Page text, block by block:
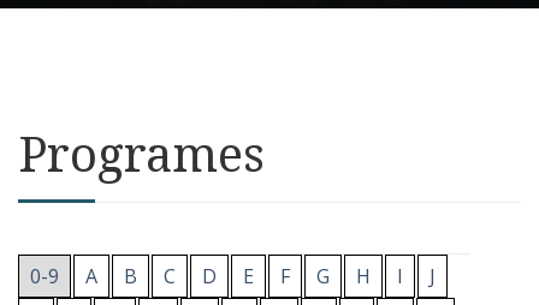
Programes
0-9 A B C D E F G H I
J